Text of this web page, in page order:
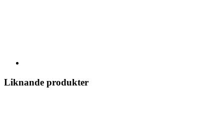
Liknande produkter